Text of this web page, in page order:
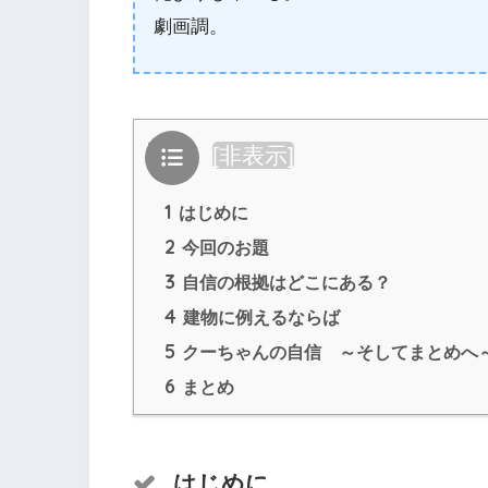
劇画調。
目次 [非表示]
1 はじめに
2 今回のお題
3 自信の根拠はどこにある？
4 建物に例えるならば
5 クーちゃんの自信 ～そしてまとめへ
6 まとめ
はじめに